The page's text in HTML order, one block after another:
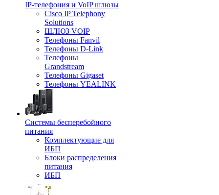
IP-телефония и VoIP шлюзы
Cisco IP Telephony
Solutions
ШЛЮЗ VOIP
Телефоны Fanvil
Телефоны D-Link
Телефоны
Grandstream
Телефоны Gigaset
Телефоны YEALINK
Системы бесперебойного
питания
Комплектующие для
ИБП
Блоки распределения
питания
ИБП